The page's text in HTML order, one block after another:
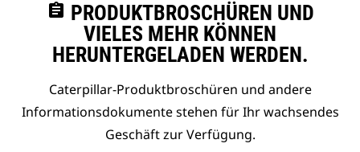
assignment PRODUKTBROSCHÜREN UND
VIELES MEHR KÖNNEN
HERUNTERGELADEN WERDEN.
Caterpillar-Produktbroschüren und andere
Informationsdokumente stehen für Ihr wachsendes
Geschäft zur Verfügung.